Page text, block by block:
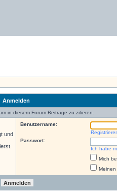
Anmelden
in diesem Forum Beiträge zu zitieren.
und
Benutzername:
Passwort:
Ich habe
Mich